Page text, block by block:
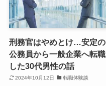
刑務官はやめとけ…安定の
公務員から一般企業へ転職
した30代男性の話
2024年10月12日 転職体験談